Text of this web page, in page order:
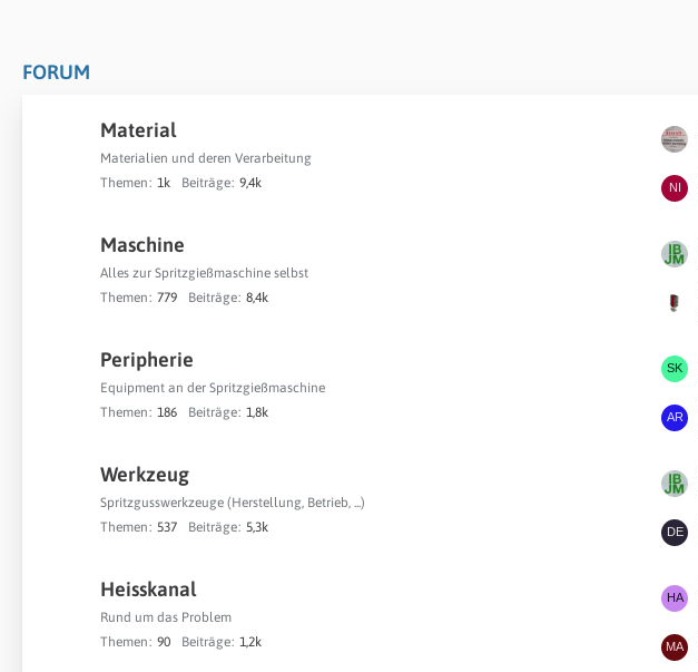
FORUM
Material
Materialien und deren Verarbeitung
Themen
1k Beiträge 9,4k
L
e
t
z
e
e
r
g
Maschine
Alles zur Spritzgießmaschine selbst
Themen
779 Beiträge 8,4k
L
e
e
e
r
g
Peripherie
Equipment an der Spritzgießmaschine
Themen
186 Beiträge 1,8k
L
e
t
z
e
e
r
g
Werkzeug
Spritzgusswerkzeuge (Herstellung, Betrieb, ...)
Themen
537 Beiträge 5,3k
L
e
t
z
e
e
Heisskanal
Rund um das Problem
Themen
90 Beiträge 1,2k
L
e
t
z